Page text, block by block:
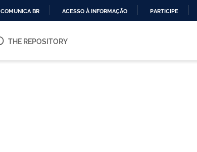
O
COMUNICA BR ACESSO À INFORMAÇÃO PARTICIPE
THE REPOSITORY